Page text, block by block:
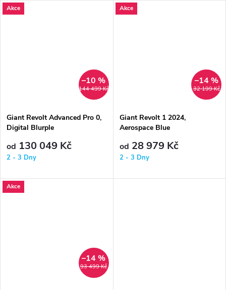
Akce
144 499 Kč
–10 %
Giant Revolt Advanced Pro 0,
Digital Blurple
od 130 049 Kč
2 - 3 Dny
Akce
32 199 Kč
–14 %
Giant Revolt 1 2024,
Aerospace Blue
od 28 979 Kč
2 - 3 Dny
Akce
93 499 Kč
–14 %